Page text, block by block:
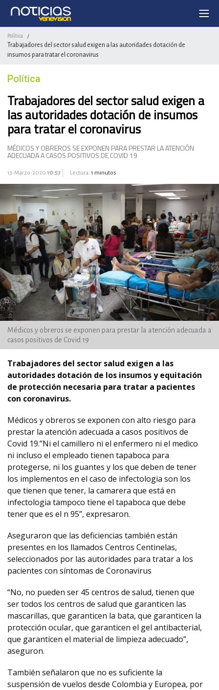
Política /
Trabajadores del sector salud exigen a las autoridades dotación de
insumos para tratar el coronavirus
Política
Trabajadores del sector salud exigen a
las autoridades dotación de insumos
para tratar el coronavirus
MÉDICOS Y OBREROS SE EXPONEN PARA PRESTAR LA ATENCIÓN
ADECUADA A CASOS POSITIVOS DE COVID 19
13-Marzo-2020 10:57 Lectura: 1 minutos
Médicos y obreros se exponen para prestar la atención adecuada a
casos positivos de Covid 19
Trabajadores del sector salud exigen a las
autoridades dotación de los insumos y equitación
de protección necesaria para tratar a pacientes
con coronavirus.
Médicos y obreros se exponen con alto riesgo para
prestar la atención adecuada a casos positivos de
Covid 19.”Ni el camillero ni el enfermero ni el medico
ni incluso el empleado tienen tapaboca para
protegerse, ni los guantes y los que deben de tener
los implementos en el caso de infectologia son los
que tienen que tener, la camarera que está en
infectologia tampoco tiene el tapaboca que debe
tener que es el n 95”, expresaron.
Aseguraron que las deficiencias también están
presentes en los llamados Centros Centinelas,
seleccionados por las autoridades para tratar a los
pacientes con síntomas de Coronavirus
“No, no pueden ser 45 centros de salud, tienen que
ser todos los centros de salud que garanticen las
mascarillas, que garanticen la bata, que garanticen la
protección ocular, que garanticen el gel antibacterial,
que garanticen el material de limpieza adecuado”,
aseguron.
También señalaron que no es suficiente la
suspensión de vuelos desde Colombia y Europea, por